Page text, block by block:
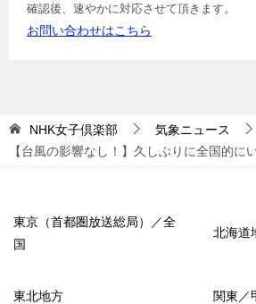
確認後、速やかに対応させて頂きます。
お問い合わせはこちら
NHK女子倶楽部
気象ニュース
【台風の影響なし！】久しぶりに全国的に
東京（首都圏放送総局）／全
国
北海道
東北地方 関東／